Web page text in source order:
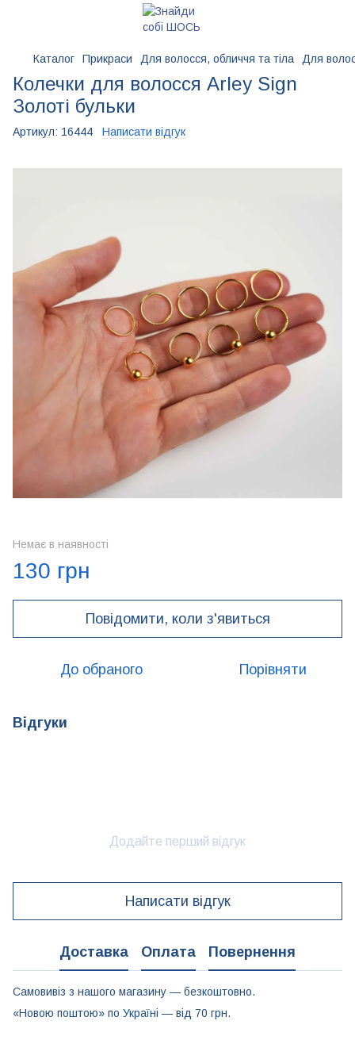
Каталог Прикраси Для волосся, обличчя та тіла Для
Колечки для волосся Arley Sign
Золоті бульки
Артикул: 16444 Написати відгук
Немає в наявності
130 грн
Повідомити, коли з'явиться
До обраного Порівняти
Відгуки
Додайте перший відгук
Написати відгук
Доставка Оплата Повернення
Самовивіз з нашого магазину — безкоштовно.
«Новою поштою» по Україні — від 70 грн.